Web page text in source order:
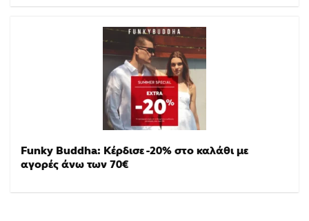
Funky Buddha: Κέρδισε -20% στο καλάθι με
αγορές άνω των 70€